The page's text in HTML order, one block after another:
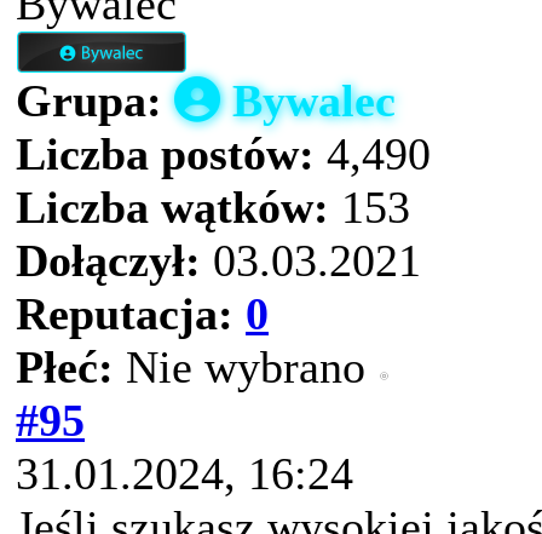
Grupa:
Bywalec
Liczba postów: 4,490
Liczba wątków: 153
Dołączył: 03.03.2021
Reputacja: 0
Płeć: Nie wybrano
#95
31.01.2024, 16:24